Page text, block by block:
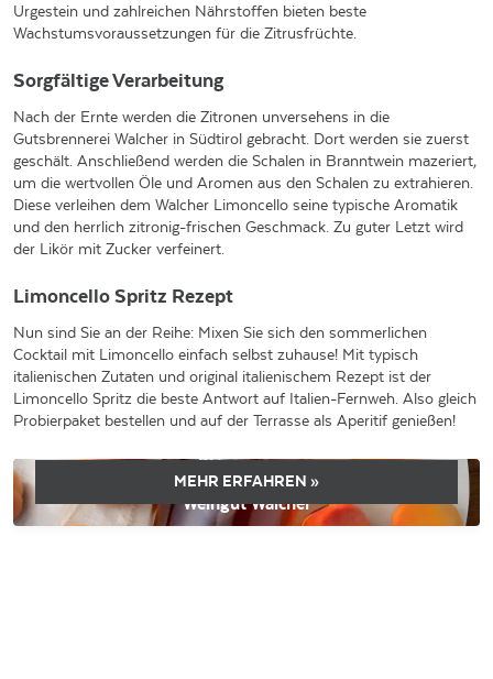
Urgestein und zahlreichen Nährstoffen bieten beste
Wachstumsvoraussetzungen für die Zitrusfrüchte.
Sorgfältige Verarbeitung
Nach der Ernte werden die Zitronen unversehens in die
Gutsbrennerei Walcher in Südtirol gebracht. Dort werden sie zuerst
geschält. Anschließend werden die Schalen in Branntwein mazeriert,
um die wertvollen Öle und Aromen aus den Schalen zu extrahieren.
Diese verleihen dem Walcher Limoncello seine typische Aromatik
und den herrlich zitronig-frischen Geschmack. Zu guter Letzt wird
der Likör mit Zucker verfeinert.
Limoncello Spritz Rezept
Nun sind Sie an der Reihe: Mixen Sie sich den sommerlichen
Cocktail mit Limoncello einfach selbst zuhause! Mit typisch
italienischen Zutaten und original italienischem Rezept ist der
Limoncello Spritz die beste Antwort auf Italien-Fernweh. Also gleich
Probierpaket bestellen und auf der Terrasse als Aperitif genießen!
Weingut Walcher
MEHR ERFAHREN »